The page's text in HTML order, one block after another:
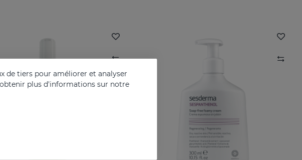
de tiers pour améliorer et analyser
plus d'informations sur notre